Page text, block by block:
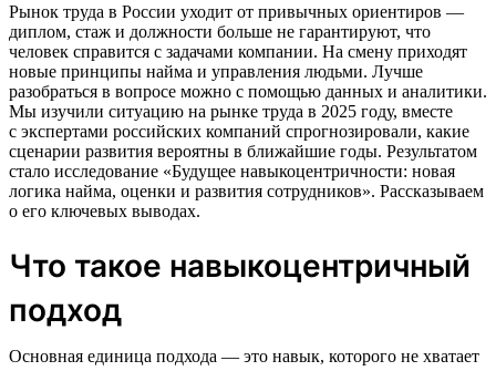
Рынок труда в России уходит от привычных ориентиров —
диплом, стаж и должности больше не гарантируют, что
человек справится с задачами компании. На смену приходят
новые принципы найма и управления людьми. Лучше
разобраться в вопросе можно с помощью данных и аналитики.
Мы изучили ситуацию на рынке труда в 2025 году, вместе
с экспертами российских компаний спрогнозировали, какие
сценарии развития вероятны в ближайшие годы. Результатом
стало исследование «Будущее навыкоцентричности: новая
логика найма, оценки и развития сотрудников». Рассказываем
о его ключевых выводах.
Что такое навыкоцентричный
подход
Основная единица подхода — это навык, которого не хватает